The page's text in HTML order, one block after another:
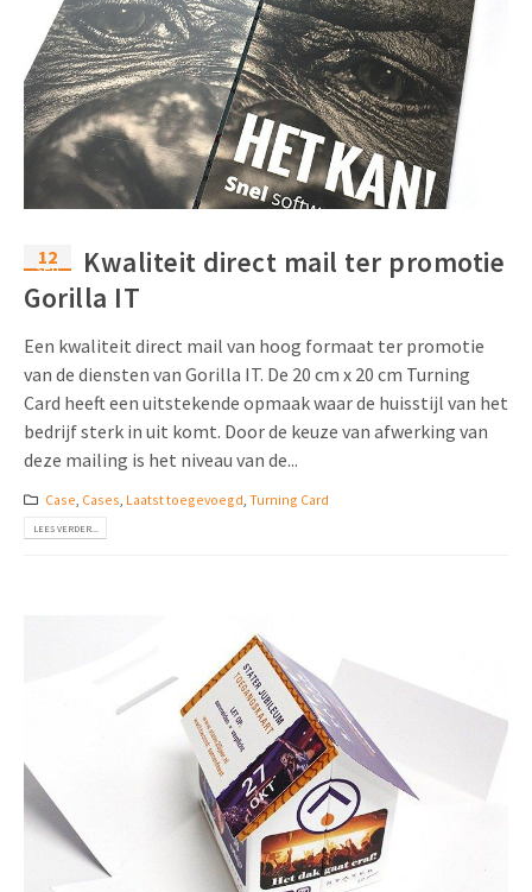
12
sep
Kwaliteit direct mail ter promotie
Gorilla IT
Een kwaliteit direct mail van hoog formaat ter promotie
van de diensten van Gorilla IT. De 20 cm x 20 cm Turning
Card heeft een uitstekende opmaak waar de huisstijl van het
bedrijf sterk in uit komt. Door de keuze van afwerking van
deze mailing is het niveau van de...
Case, Cases, Laatst toegevoegd, Turning Card
LEES VERDER...